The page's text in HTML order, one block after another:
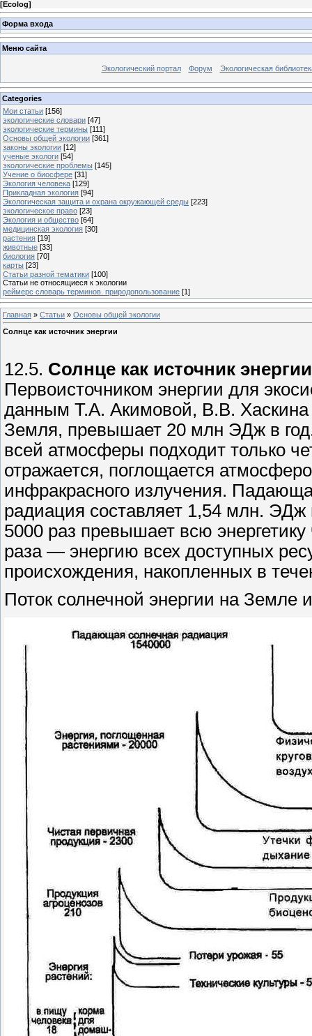
[Ecolog]
Форма входа
Меню сайта
Экологический портал Форум Экологическая
Categories
Мои статьи [156]
экологические словари [47]
экологические термины [111]
Основы общей экологии [361]
законы экологии [12]
ученые экологи [54]
экологические проблемы [145]
Учение о биосфере [31]
Экология человека [129]
Прикладная экология [94]
Экологическая защита и охрана окружающей среды [223]
экологическое право [23]
Экология и общество [64]
медицинская экология [30]
растения [19]
животные [33]
биология [70]
карты [23]
Статьи разной тематики [100]
Статьи не относящиеся к экологии
реймерс словарь терминов. природопользование [1]
Главная » Статьи » Основы общей экологии
Солнце как источник энергии
12.5. Солнце как источник энергии
Первоисточником энергии для
данным Т.А. Акимовой, В.В.
Земля, превышает 20 млн ЭДж в
всей атмосферы подходит только
отражается, поглощается
инфракрасного излучения.
радиация составляет 1,54 млн. ЭДж
5000 раз превышает всю
раза — энергию всех доступных
происхождения, накопленных в
Поток солнечной энергии на